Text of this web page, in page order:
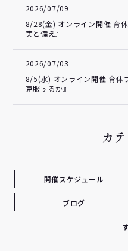
2026/07/09
8/28(金) オンライン開催 育
実と備え』
2026/07/03
8/5(水) オンライン開催 育休
克服するか』
カ
開催スケジュール
ブログ